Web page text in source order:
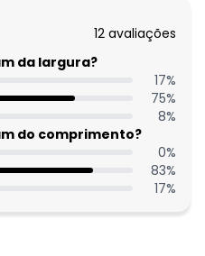
Bi Stretch
é o menor oferecido em
tamanho disponível.
R$ 172,99
12 avaliações
da largura?
17%
75%
8%
do comprimento?
0%
83%
17%